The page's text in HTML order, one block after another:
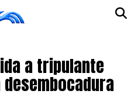
a tripulante
móvil